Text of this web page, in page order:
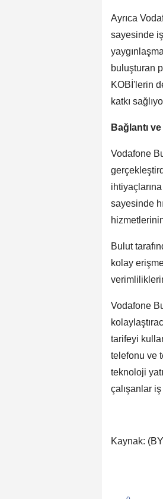
Ayrıca
sayesinde
buluşturan
KOBİ'lerin
katkı
Bağlantı
Vodafone
sayesinde
Bulut
kolay
Vodafone
tarifeyi
telefonu ve
teknoloji
çalışanlar
Kaynak: